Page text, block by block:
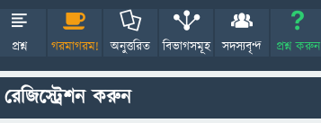
প্রশ্ন গরমাগরম! অনুত্তরিত বিভাগসমূহ সদস্যবৃন্দ প্রশ্ন করুন
করুন